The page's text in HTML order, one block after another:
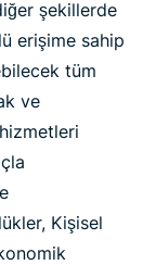
şekillerde
erişime sahip
tüm
ve
Kişisel